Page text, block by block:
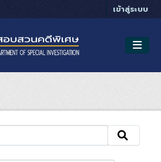
เข้าสู่ระบบ